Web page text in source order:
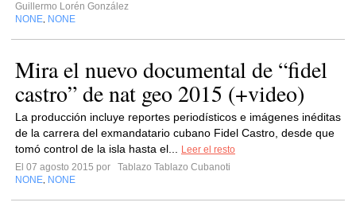
Guillermo Lorén González
NONE NONE
Mira el nuevo documental de “fidel
castro” de nat geo 2015 (+video)
La producción incluye reportes periodísticos e imágenes inéditas
de la carrera del exmandatario cubano Fidel Castro, desde que
tomó control de la isla hasta el...
Leer el resto
El 07 agosto 2015 por
Tablazo Tablazo Cubanoti
NONE NONE